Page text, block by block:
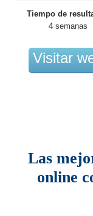
Tiempo de
4 semanas
Visitar
Las
online